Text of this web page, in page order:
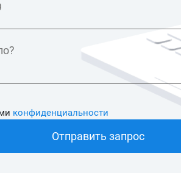
конфиденциальности
Отправить запрос